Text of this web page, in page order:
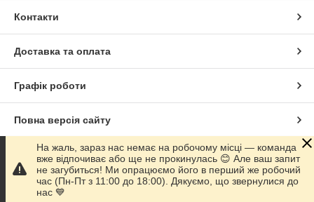
Контакти
Доставка та оплата
Графік роботи
Повна версія сайту
Сайт створено на маркетплейсіProm.ua
Політика конфіденційності
На жаль, зараз нас немає на робочому місці — команда
вже відпочиває або ще не прокинулась 😊 Але ваш запит
не загубиться! Ми опрацюємо його в перший же робочий
час (Пн-Пт з 11:00 до 18:00). Дякуємо, що звернулися до
нас 💙